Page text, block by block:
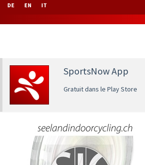
DE EN IT
SportsNow App
Gratuit dans le Play Store